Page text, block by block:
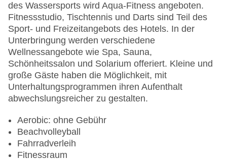
des Wassersports wird Aqua-Fitness angeboten.
Fitnessstudio, Tischtennis und Darts sind Teil des
Sport- und Freizeitangebots des Hotels. In der
Unterbringung werden verschiedene
Wellnessangebote wie Spa, Sauna,
Schönheitssalon und Solarium offeriert. Kleine und
große Gäste haben die Möglichkeit, mit
Unterhaltungsprogrammen ihren Aufenthalt
abwechslungsreicher zu gestalten.
Aerobic: ohne Gebühr
Beachvolleyball
Fahrradverleih
Fitnessraum